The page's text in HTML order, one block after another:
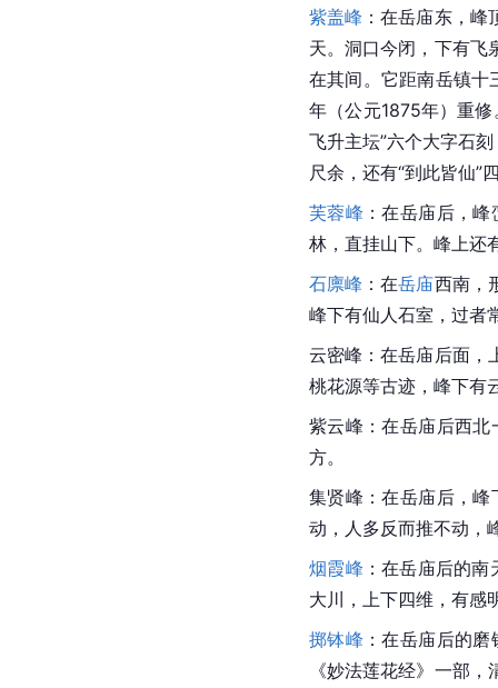
紫盖峰 ：在岳庙东，
天。洞口今闭，下有飞
在其间。它距南岳镇
年（公元1875年）重修
飞升主坛”六个大字石
尺余，还有“到此皆仙”
芙蓉峰 ：在岳庙后，
林，直挂山下。峰上还
石廪峰 ：在岳庙西南，
峰下有仙人石室，过者
云密峰：在岳庙后面，
桃花源等古迹，峰下有
紫云峰：在岳庙后西
方。
集贤峰：在岳庙后，峰
动，人多反而推不动，
烟霞峰 ：在岳庙后的
大川，上下四维，有感
掷钵峰 ：在岳庙后的
《妙法莲花经》一部，